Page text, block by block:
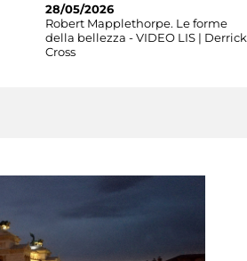
28/05/2026
Robert Mapplethorpe. Le forme
della bellezza - VIDEO LIS | Derrick
Cross